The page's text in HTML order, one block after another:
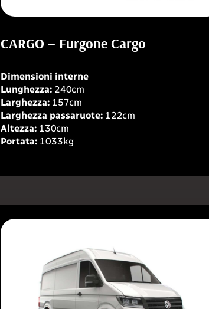
CARGO – Furgone Cargo
Dimensioni interne
Lunghezza: 240cm
Larghezza: 157cm
Larghezza passaruote: 122cm
Altezza: 130cm
Portata: 1033kg